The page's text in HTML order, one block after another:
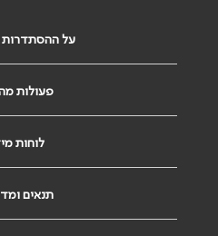
על ההסתדרות
פעולות
לוחות
תנאים